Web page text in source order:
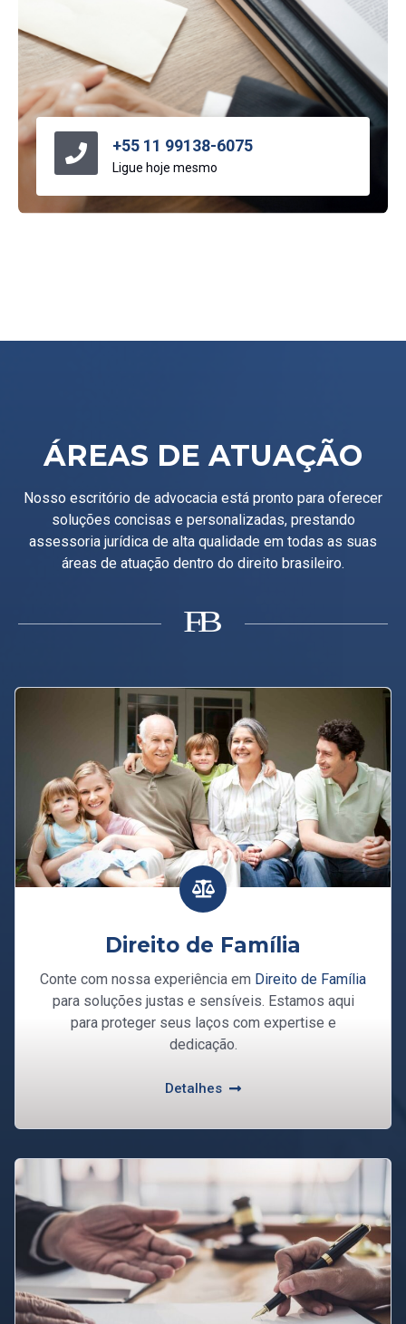
+55 11 99138-6075
Ligue hoje mesmo
ÁREAS DE ATUAÇÃO
Nosso escritório de advocacia está pronto para oferecer
soluções concisas e personalizadas, prestando
assessoria jurídica de alta qualidade em todas as suas
áreas de atuação dentro do direito brasileiro.
FB
Direito de Família
Conte com nossa experiência em Direito de Família
para soluções justas e sensíveis. Estamos aqui
para proteger seus laços com expertise e
dedicação.
Detalhes